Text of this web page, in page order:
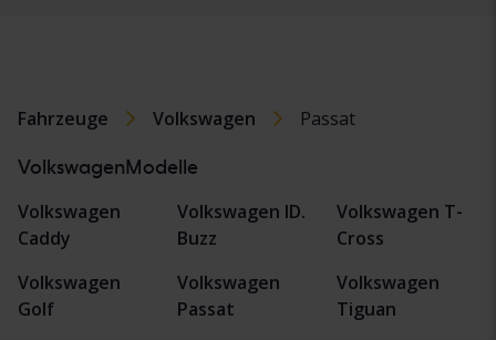
Fahrzeuge Volkswagen Passat
VolkswagenModelle
Volkswagen
Caddy
Volkswagen
Golf
Volkswagen ID.
Buzz
Volkswagen
Passat
Volkswagen T-
Cross
Volkswagen
Tiguan